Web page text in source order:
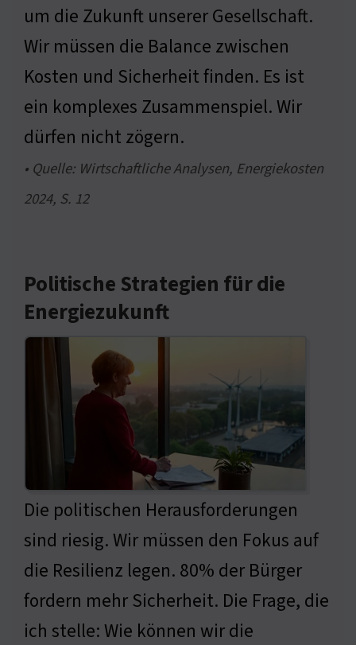
um die Zukunft unserer Gesellschaft.
Wir müssen die Balance zwischen
Kosten und Sicherheit finden. Es ist
ein komplexes Zusammenspiel. Wir
dürfen nicht zögern.
• Quelle: Wirtschaftliche Analysen, Energiekosten
2024, S. 12
Politische Strategien für die
Energiezukunft
Die politischen Herausforderungen
sind riesig. Wir müssen den Fokus auf
die Resilienz legen. 80% der Bürger
fordern mehr Sicherheit. Die Frage, die
ich stelle: Wie können wir die